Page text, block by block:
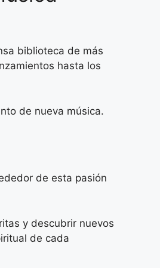
biblioteca de más
hasta los
de nueva música.
de esta pasión
y descubrir nuevos
de cada